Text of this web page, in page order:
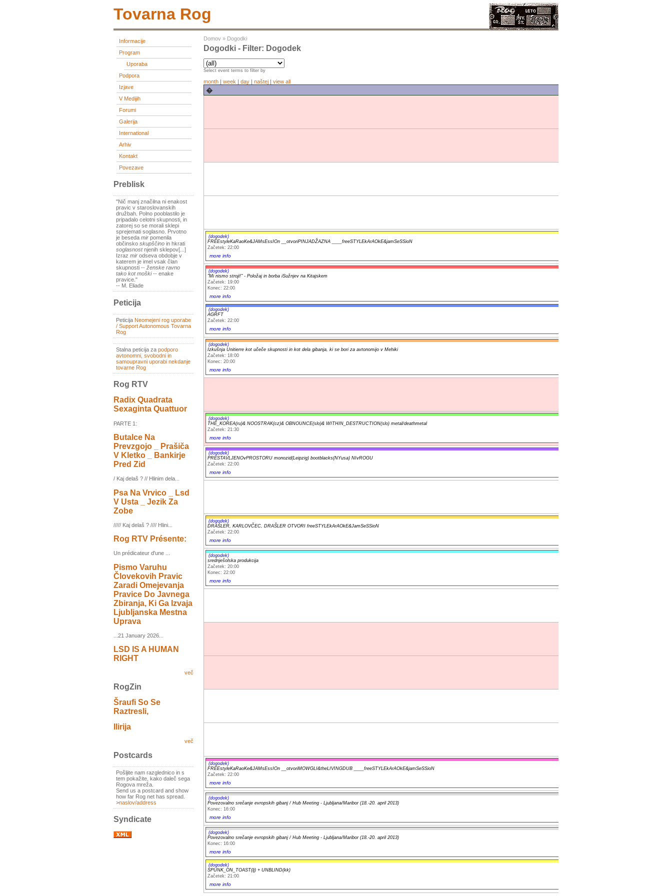
Tovarna Rog
Informacije
Program
Uporaba
Podpora
Izjave
V Medijih
Forumi
Galerija
International
Arhiv
Kontakt
Povezave
Preblisk
"Nič manj značilna ni enakost
pravic v staroslovanskih
družbah. Polno pooblastilo je
pripadalo celotni skupnosti, in
zatorej so se morali sklepi
sprejemati soglasno. Prvotno
je beseda mir pomenila
občinsko skupščino in hkrati
soglasnostnjenih sklepov[...]
Izraz mir odseva obdobje v
katerem je imel vsak član
skupnosti -- ženske ravno
tako kot moški-- enake
pravice."
-- M. Eliade
Peticija
Peticija Neomejeni rog uporabe
/ Support Autonomous Tovarna
Rog
Stalna peticija za podporo
avtonomni, svobodni in
samoupravni uporabi nekdanje
tovarne Rog
Rog RTV
Radix Quadrata
Sexaginta Quattuor
PARTE 1:
Butalce Na
Prevzgojo _ Prašiča
V Kletko _ Bankirje
Pred Zid
/ Kaj delaš ? // Hlinim dela...
Psa Na Vrvico _ Lsd
V Usta _ Jezik Za
Zobe
///// Kaj delaš ? //// Hlini...
Rog RTV Présente:
Un prédicateur d'une ...
Pismo Varuhu
Človekovih Pravic
Zaradi Omejevanja
Pravice Do Javnega
Zbiranja, Ki Ga Izvaja
Ljubljanska Mestna
Uprava
...21 January 2026...
LSD IS A HUMAN
RIGHT
več
RogZin
Šraufi So Se
Raztresli,
Ilirija
več
Postcards
Pošljite nam razglednico in s
tem pokažite, kako daleč sega
Rogova mreža.
Send us a postcard and show
how far Rog net has spread.
>naslov/address
Syndicate
Domov » Dogodki
Dogodki - Filter: Dogodek
Select event terms to filter by
month | week | day | naštej | view all
�
(dogodek)
FREEstyleKaRaoKe&JAMsEssIOn __otvoriPINJADŽAZNA ____freeSTYLEkArAOkE&jamSeSSioN
Začetek: 22:00
more info
(dogodek)
"Mi nismo stroji!" - Položaj in borba iSužnjev na Kitajskem
Začetek: 19:00
Konec: 22:00
more info
(dogodek)
AGRFT
Začetek: 22:00
more info
(dogodek)
Izkušnja Unitierre kot učeče skupnosti in kot dela gibanja, ki se bori za avtonomijo v Mehiki
Začetek: 18:00
Konec: 20:00
more info
(dogodek)
THE_KOREA(ru)& NOOSTRAK(cz)& OBNOUNCE(slo)& WITHIN_DESTRUCTION(slo) metal/deathmetal
Začetek: 21:30
more info
(dogodek)
PRESTAVLJENOvPROSTORU monozid(Leipzig) bootblacks(NYusa) NIvROGU
Začetek: 22:00
more info
(dogodek)
DRAŠLER, KARLOVČEC, DRAŠLER OTVORI freeSTYLEkArAOkE&JamSeSSioN
Začetek: 22:00
more info
(dogodek)
srednješolska produkcija
Začetek: 20:00
Konec: 22:00
more info
(dogodek)
FREEstyleKaRaoKe&JAMsEssIOn __otvoriMOWGLI&theLIVINGDUB ____freeSTYLEkArAOkE&jamSeSSioN
Začetek: 22:00
more info
(dogodek)
Povezovalno srečanje evropskih gibanj / Hub Meeting - Ljubljana/Maribor (18.-20. april 2013)
Konec: 16:00
more info
(dogodek)
Povezovalno srečanje evropskih gibanj / Hub Meeting - Ljubljana/Maribor (18.-20. april 2013)
Konec: 16:00
more info
(dogodek)
SPUNK_ON_TOAST(lj) + UNBLIND(kk)
Začetek: 21:00
more info